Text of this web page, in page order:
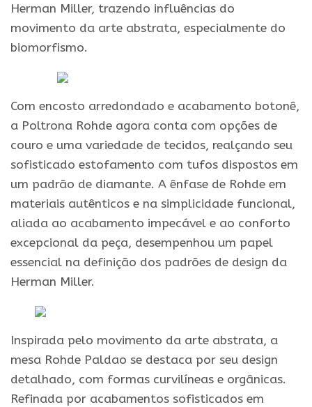
Herman Miller, trazendo influências do
movimento da arte abstrata, especialmente do
biomorfismo.
Com encosto arredondado e acabamento botonê,
a Poltrona Rohde agora conta com opções de
couro e uma variedade de tecidos, realçando seu
sofisticado estofamento com tufos dispostos em
um padrão de diamante. A ênfase de Rohde em
materiais autênticos e na simplicidade funcional,
aliada ao acabamento impecável e ao conforto
excepcional da peça, desempenhou um papel
essencial na definição dos padrões de design da
Herman Miller.
Inspirada pelo movimento da arte abstrata, a
mesa Rohde Paldao se destaca por seu design
detalhado, com formas curvilíneas e orgânicas.
Refinada por acabamentos sofisticados em